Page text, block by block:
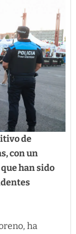
de
con un
han sido
ha